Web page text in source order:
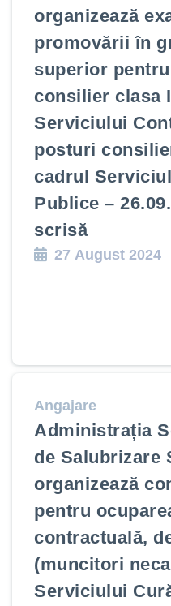
organizează
promovării în
superior
consilier clasa
Serviciului
posturi
cadrul
Publice –
scrisă
27 August 2024
Angajare
Administrația
de Salubrizare
organizează
pentru
contractuală,
(muncitori
Serviciului